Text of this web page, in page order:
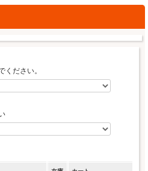
消え安全装置、焦げつき消火機能
、低荷重温度差センサー
・右・後・グリル）、温度キープ機能、炊
タイマーオートメニュー、ラクックグラン
ください。